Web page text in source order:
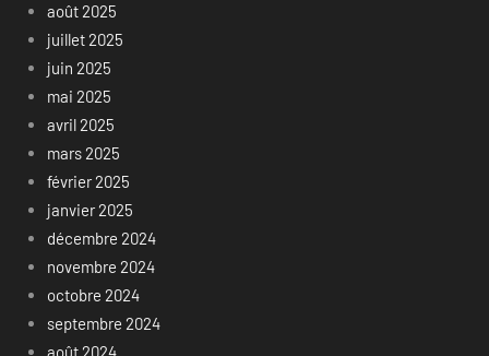
août 2025
juillet 2025
juin 2025
mai 2025
avril 2025
mars 2025
février 2025
janvier 2025
décembre 2024
novembre 2024
octobre 2024
septembre 2024
août 2024